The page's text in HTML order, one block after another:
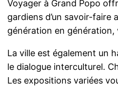
Voyager à Grand Popo
gardiens d’un savoir-
génération en
La ville est également un
le dialogue interculturel.
Les expositions variées